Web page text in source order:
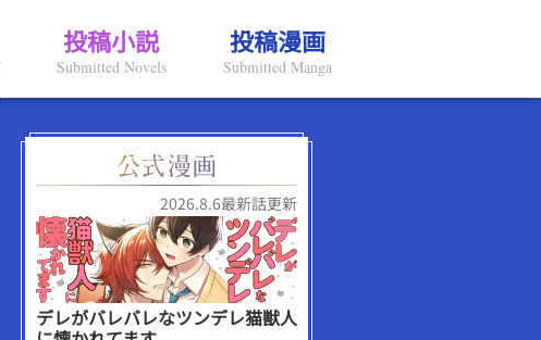
投稿小説
Submitted Novels
投稿漫画
Submitted Manga
2026.8.6最新話更新
デレがバレバレなツンデレ猫獣人